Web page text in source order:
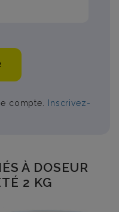
compte.
Inscrivez-
À DOSEUR
2 KG